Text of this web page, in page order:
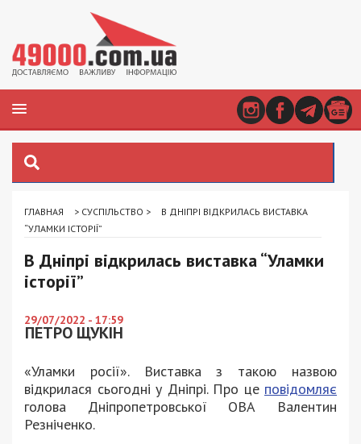
ГЛАВНАЯ > СУСПІЛЬСТВО >
В ДНІПРІ ВІДКРИЛАСЬ ВИСТАВКА
“УЛАМКИ ІСТОРІЇ”
В Дніпрі відкрилась виставка “Уламки
історії”
29/07/2022 - 17:59
ПЕТРО ЩУКІН
«Уламки росії». Виставка з такою назвою
відкрилася сьогодні у Дніпрі. Про це повідомляє
голова Дніпропетровської ОВА Валентин
Резніченко.